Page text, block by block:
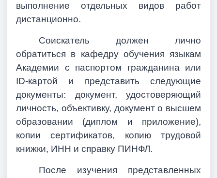
выполнение отдельных видов работ
дистанционно.
Соискатель должен лично
обратиться в кафедру обучения языкам
Академии с паспортом гражданина или
ID-картой и представить следующие
документы: документ, удостоверяющий
личность, объективку, документ о высшем
образовании (диплом и приложение),
копии сертификатов, копию трудовой
книжки, ИНН и справку ПИНФЛ.
После изучения представленных